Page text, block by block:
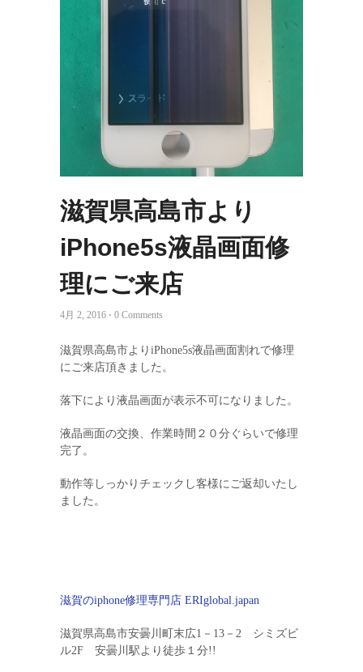
滋賀県高島市より
iPhone5s液晶画面修
理にご来店
4月 2, 2016 ⋅ 0 Comments
滋賀県高島市よりiPhone5s液晶画面割れで修理
にご来店頂きました。
落下により液晶画面が表示不可になりました。
液晶画面の交換、作業時間２０分ぐらいで修理
完了。
動作等しっかりチェックし客様にご返却いたし
ました。
滋賀のiphone修理専門店 ERIglobal.japan
滋賀県高島市安曇川町末広1－13－2 シミズビ
ル2F 安曇川駅より徒歩１分!!